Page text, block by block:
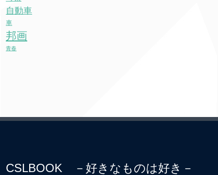
自動車
車
邦画
青春
CSLBOOK －好きなものは好き－